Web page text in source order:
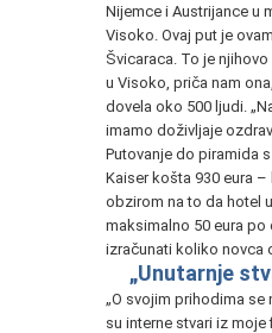
Nijemce i Austrijance u
Visoko. Ovaj put je
Švicaraca. To je
u Visoko, priča nam
dovela oko 500 ljudi.
imamo doživljaje
Putovanje do piramida
Kaiser košta 930 eura
obzirom na to da hotel
maksimalno 50 eura po
izračunati koliko novca
„Unutarnje
„O svojim prihodima se
su interne stvari iz moje